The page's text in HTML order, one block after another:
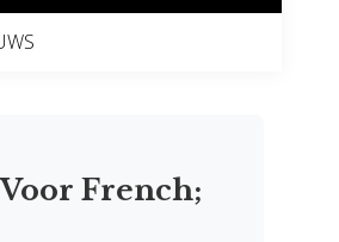
French;